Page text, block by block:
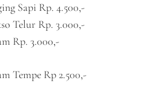
Sapi Rp. 4.500,-
Telur Rp. 3.000,-
Rp. 3.000,-
Tempe Rp 2.500,-